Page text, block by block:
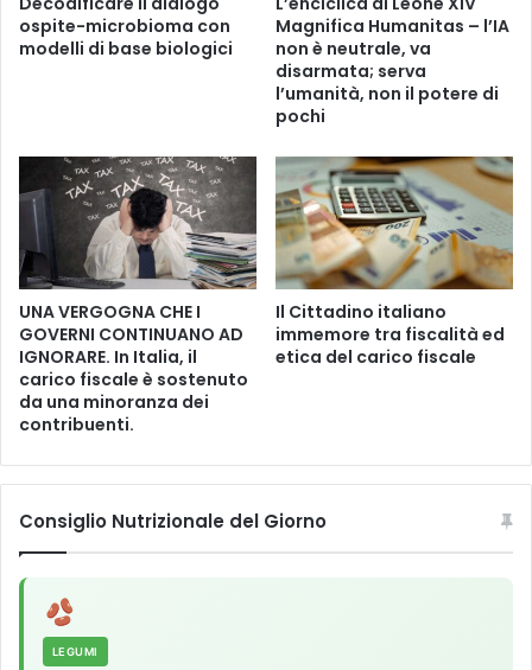
ospite-microbioma con
modelli di base biologici
Magnifica Humanitas – l’IA
non è neutrale, va
disarmata; serva
l’umanità, non il potere di
pochi
UNA VERGOGNA CHE I
GOVERNI CONTINUANO AD
IGNORARE. In Italia, il
carico fiscale è sostenuto
da una minoranza dei
contribuenti.
Il Cittadino italiano
immemore tra fiscalità ed
etica del carico fiscale
Consiglio Nutrizionale del Giorno
LEGUMI